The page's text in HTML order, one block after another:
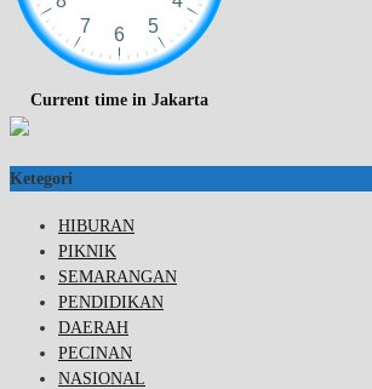
Current time in Jakarta
Ketegori
HIBURAN
PIKNIK
SEMARANGAN
PENDIDIKAN
DAERAH
PECINAN
NASIONAL